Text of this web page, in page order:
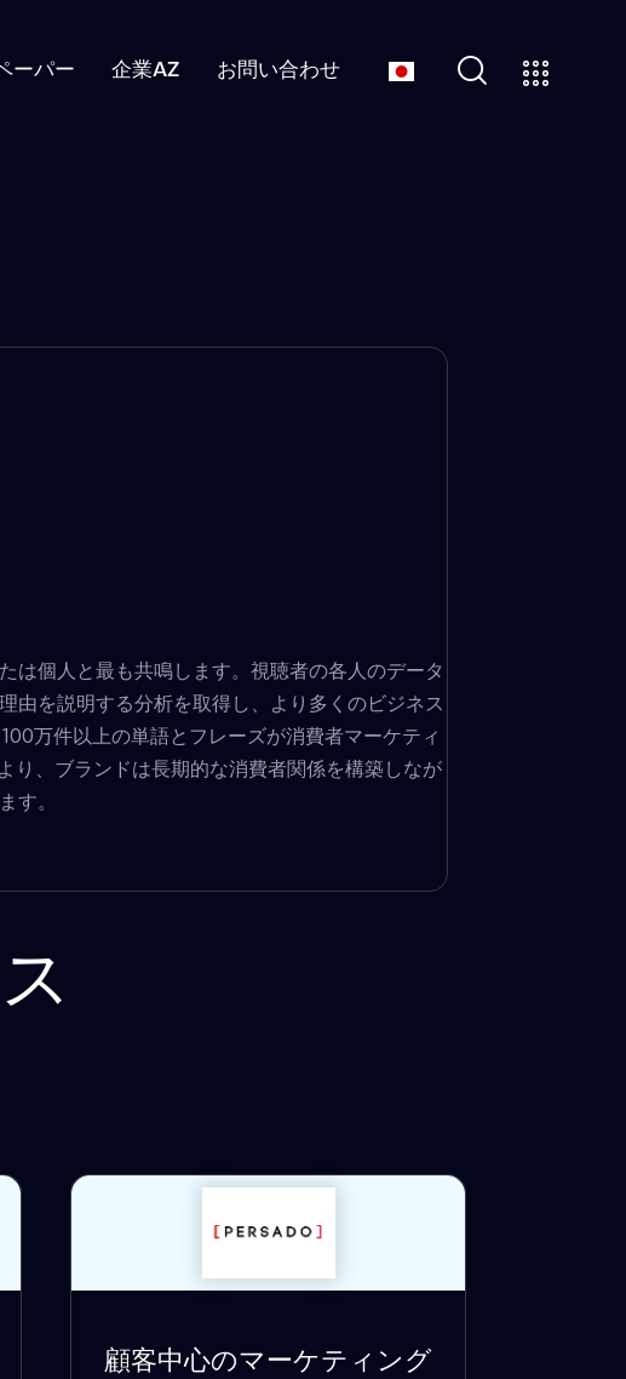
ーパー 企業AZ お問い合わせ
は個人と最も共鳴します。視聴者の各人のデータ
由を説明する分析を取得し、より多くのビジネス
万件以上の単語とフレーズが消費者マーケティ
り、ブランドは長期的な消費者関係を構築しなが
す。
顧客中心のマーケティング